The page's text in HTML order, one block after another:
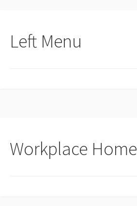
Left Menu
Workplace Home